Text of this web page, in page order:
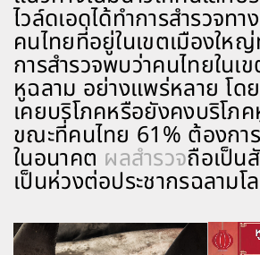
ไวล์ดเอดได้ทำการสำรวจท
คนไทยที่อยู่ในเขตเมืองใหญ่
การสำรวจพบว่าคนไทยในเ
หูฉลาม อย่างแพร่หลาย โด
เคยบริโภคหรือยังคงบริโภ
ขณะที่คนไทย 61% ต้องกา
ในอนาคต ผลสำรวจถือเป็
เป็นห่วงต่อประชากรฉลามโ